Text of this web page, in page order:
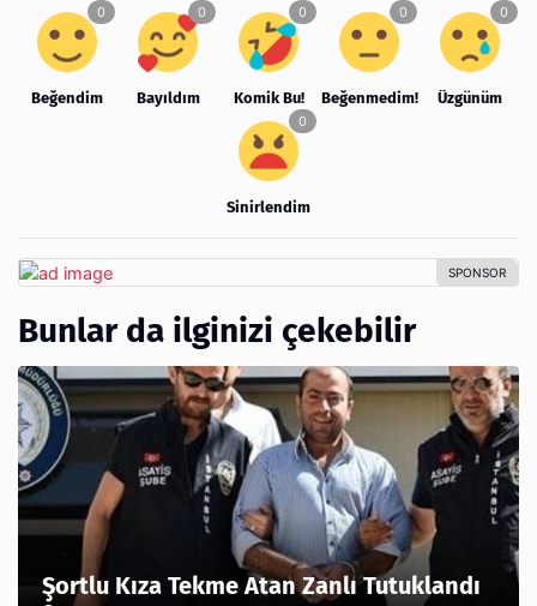
Beğendim Bayıldım Komik Bu! Beğenmedim! Üzgünüm
Sinirlendim
Bunlar da ilginizi çekebilir
Şortlu Kıza Tekme Atan Zanlı Tutuklandı